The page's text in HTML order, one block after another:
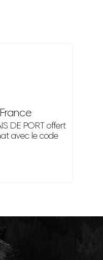
DE PORT offert
avec le code